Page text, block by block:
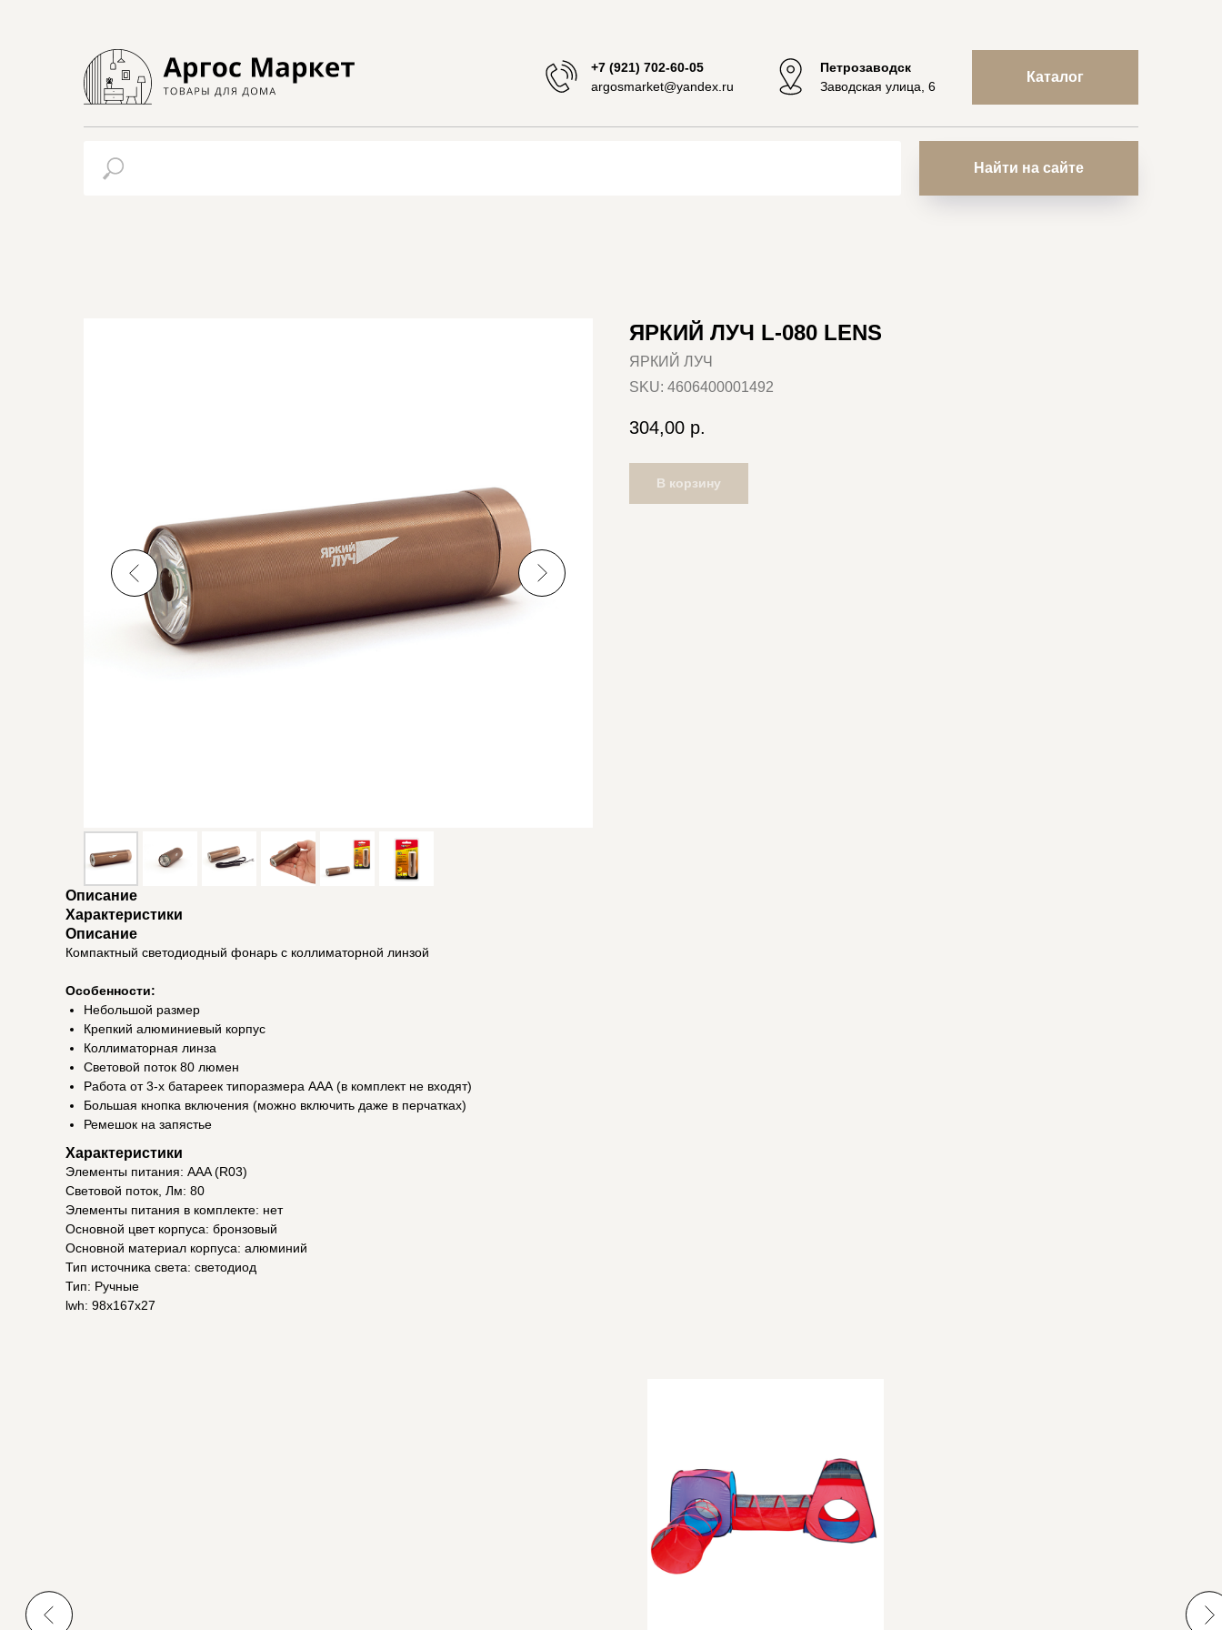
+7 (921) 702-60-05
argosmarket@yandex.ru
Петрозаводск
Заводская улица, 6
Каталог
Найти на сайте
ЯРКИЙ ЛУЧ L-080 LENS
ЯРКИЙ ЛУЧ
SKU: 4606400001492
304,00 р.
В корзину
Описание
Характеристики
Описание
Компактный светодиодный фонарь с коллиматорной линзой
Особенности:
Небольшой размер
Крепкий алюминиевый корпус
Коллиматорная линза
Световой поток 80 люмен
Работа от 3-х батареек типоразмера ААА (в комплект не входят)
Большая кнопка включения (можно включить даже в перчатках)
Ремешок на запястье
Характеристики
Элементы питания: AAA (R03)
Световой поток, Лм: 80
Элементы питания в комплекте: нет
Основной цвет корпуса: бронзовый
Основной материал корпуса: алюминий
Тип источника света: светодиод
Тип: Ручные
lwh: 98x167x27